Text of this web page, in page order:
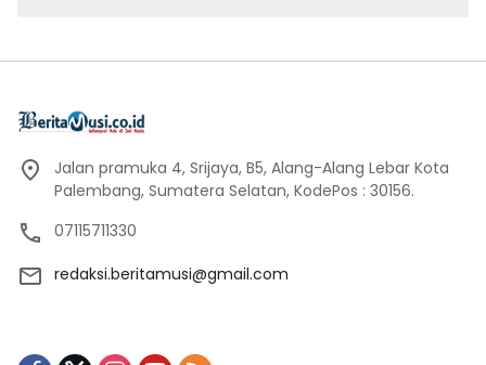
Jalan pramuka 4, Srijaya, B5, Alang-Alang Lebar Kota
Palembang, Sumatera Selatan, KodePos : 30156.
07115711330
redaksi.beritamusi@gmail.com